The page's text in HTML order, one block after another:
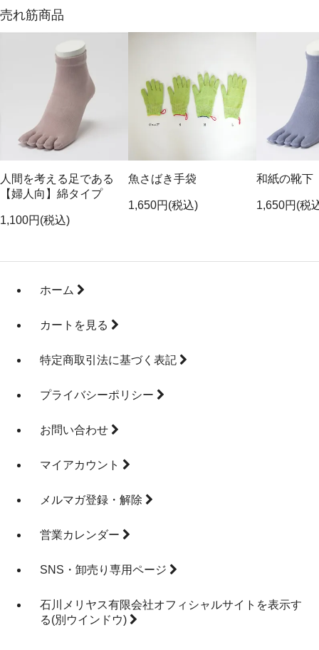
売れ筋商品
人間を考える足である
【婦人向】綿タイプ
1,100円(税込)
魚さばき手袋
1,650円(税込)
和紙の靴下
1,650円(税
ホーム
カートを見る
特定商取引法に基づく表記
プライバシーポリシー
お問い合わせ
マイアカウント
メルマガ登録・解除
営業カレンダー
SNS・卸売り専用ページ
石川メリヤス有限会社オフィシャルサイトを表示す
る(別ウインドウ)